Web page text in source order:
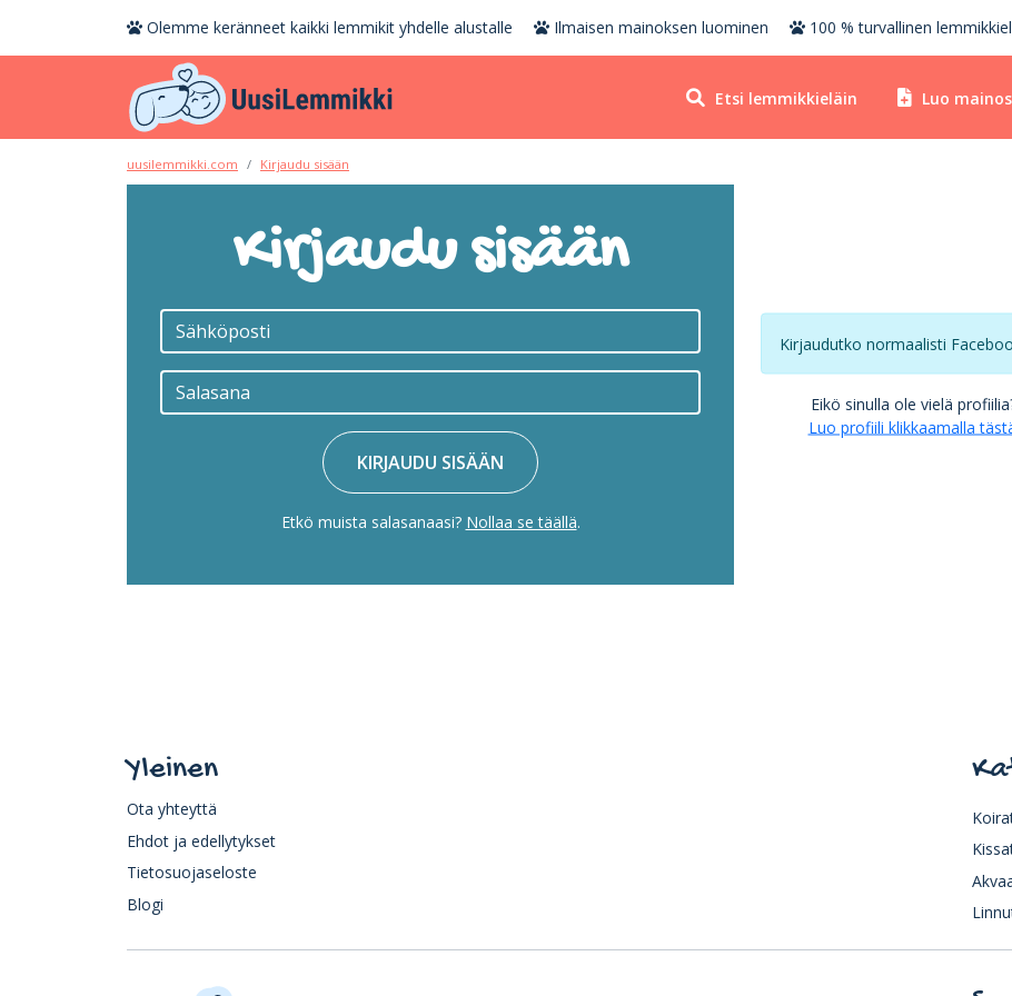
Olemme keränneet kaikki lemmikit yhdelle alustalle Ilmaisen mainoksen luominen 100 % turvallinen
Etsi lemmikkieläin Luo mainos
uusilemmikki.com Kirjaudu sisään
Kirjaudu sisään
KIRJAUDU SISÄÄN
Etkö muista salasanaasi? Nollaa se täällä.
Kirjaudutko normaalisti
Eikö sinulla ole vielä
Luo profiili klikkaamalla
Yleinen
Ota yhteyttä
Ehdot ja edellytykset
Tietosuojaseloste
Blogi